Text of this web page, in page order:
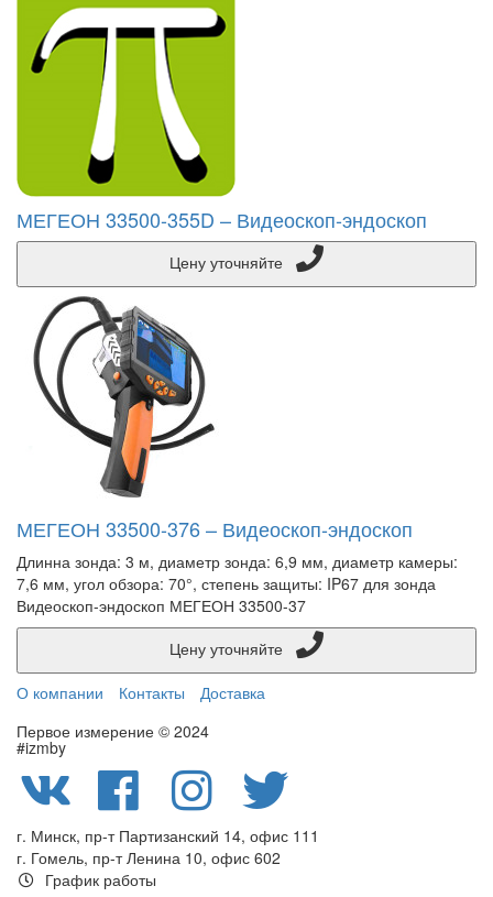
МЕГЕОН 33500-355D – Видеоскоп-эндоскоп
МЕГЕОН 33500-376 – Видеоскоп-эндоскоп
Длинна зонда: 3 м, диаметр зонда: 6,9 мм, диаметр камеры:
7,6 мм, угол обзора: 70°, степень защиты: IP67 для зонда
Видеоскоп-эндоскоп МЕГЕОН 33500-37
О компании
Контакты
Доставка
Первое измерение © 2024
#izmby
г. Минск, пр-т Партизанский 14, офис 111
г. Гомель, пр-т Ленина 10, офис 602
График работы